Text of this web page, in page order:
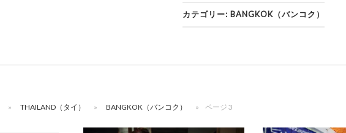
カテゴリー: BANGKOK（バンコク）
» THAILAND（タイ） » BANGKOK（バンコク） » ページ 3